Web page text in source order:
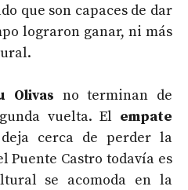
que son capaces de dar
lograron ganar, ni más
Olivas no terminan de
vuelta. El empate
cerca de perder la
Puente Castro todavía es
se acomoda en la